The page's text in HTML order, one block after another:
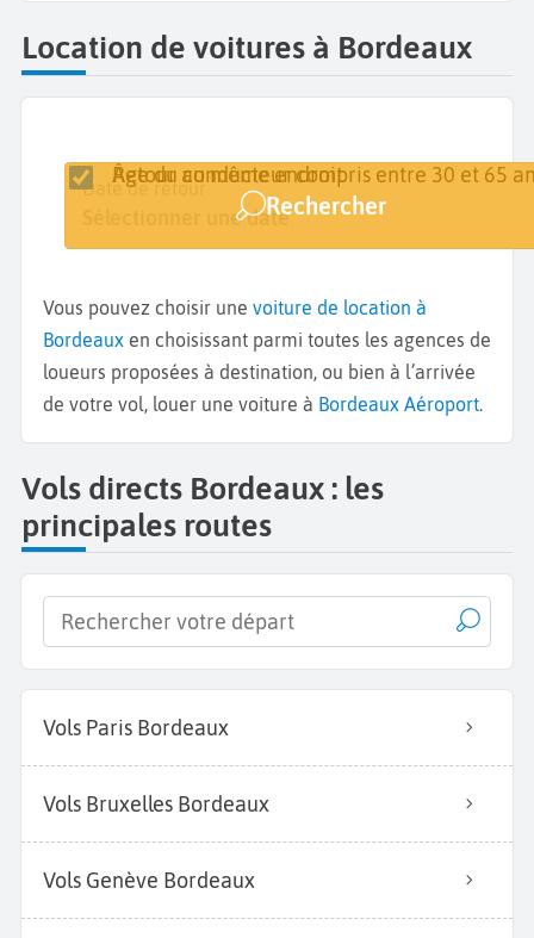
Location de voitures à Bordeaux
Lieu de retrait
Date de retrait
Sélectionner une date
Date de retour
Sélectionner une date
Retour au même endroit
Âge du conducteur compris entre 30 et 65
Rechercher
Vous pouvez choisir une voiture de location à
Bordeaux en choisissant parmi toutes les agences de
loueurs proposées à destination, ou bien à l’arrivée
de votre vol, louer une voiture à Bordeaux Aéroport
Vols directs Bordeaux : les
principales routes
Vols Paris Bordeaux
Vols Bruxelles Bordeaux
Vols Genève Bordeaux